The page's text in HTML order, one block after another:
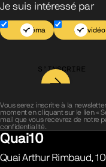
Je suis intéressé par
Cinéma Jeu vidéo
S’INSCRIRE
Vous serez inscrit·e à la
moment en cliquant sur le lien «
mail que vous recevrez de notre
confidentialité.
Quai10
Quai Arthur Rimbaud, 10